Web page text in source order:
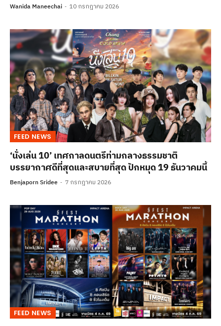
Wanida Maneechai 10 กรกฎาคม 2026
FEED NEWS
‘นั่งเล่น 10’ เทศกาลดนตรีท่ามกลางธรรมชาติ
บรรยากาศดีที่สุดและสบายที่สุด ปักหมุด 19 ธันวาคมนี้
Benjaporn Sridee 7 กรกฎาคม 2026
FEED NEWS